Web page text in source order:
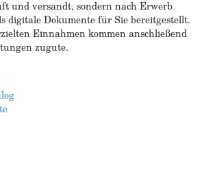
und versandt, sondern nach Erwerb
digitale Dokumente für Sie bereitgestellt.
Einnahmen kommen anschließend
zugute.